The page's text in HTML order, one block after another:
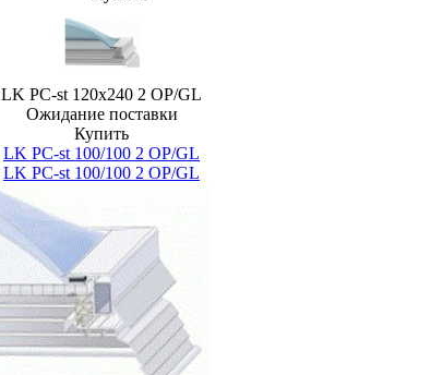
LK PC-st 120х240 2 OP/GL
Ожидание поставки
Купить
LK PC-st 100/100 2 OP/GL
LK PC-st 100/100 2 OP/GL